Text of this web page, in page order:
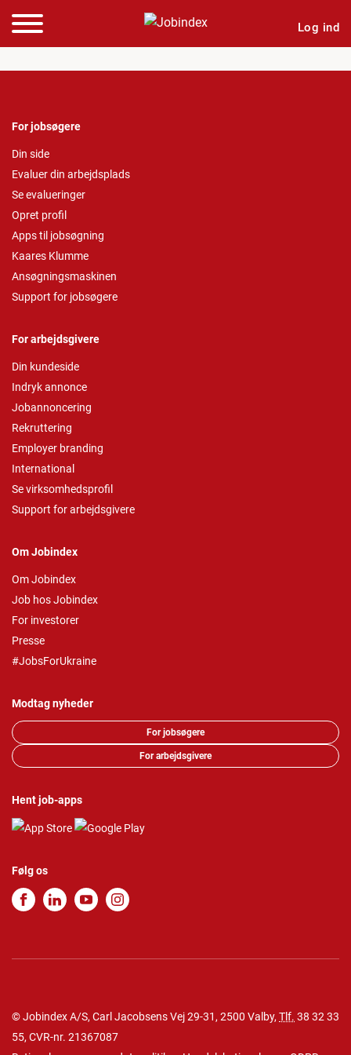
Log ind
For jobsøgere
Din side
Evaluer din arbejdsplads
Se evalueringer
Opret profil
Apps til jobsøgning
Kaares Klumme
Ansøgningsmaskinen
Support for jobsøgere
For arbejdsgivere
Din kundeside
Indryk annonce
Jobannoncering
Rekruttering
Employer branding
International
Se virksomhedsprofil
Support for arbejdsgivere
Om Jobindex
Om Jobindex
Job hos Jobindex
For investorer
Presse
#JobsForUkraine
Modtag nyheder
For jobsøgere
For arbejdsgivere
Hent job-apps
Følg os
© Jobindex A/S, Carl Jacobsens Vej 29-31, 2500 Valby, Tlf. 38 32 33
55, CVR-nr. 21367087